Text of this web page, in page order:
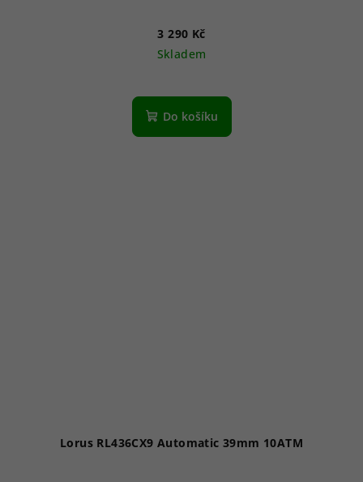
3 290 Kč
Skladem
Do košíku
Lorus RL436CX9 Automatic 39mm 10ATM